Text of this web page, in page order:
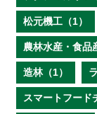
松元機工（1）
農林水産・食品
造林（1）
スマートフード